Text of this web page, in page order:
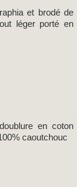
et brodé de
léger porté en
en coton
caoutchouc